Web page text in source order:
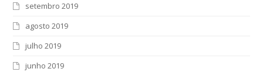
setembro 2019
agosto 2019
julho 2019
junho 2019